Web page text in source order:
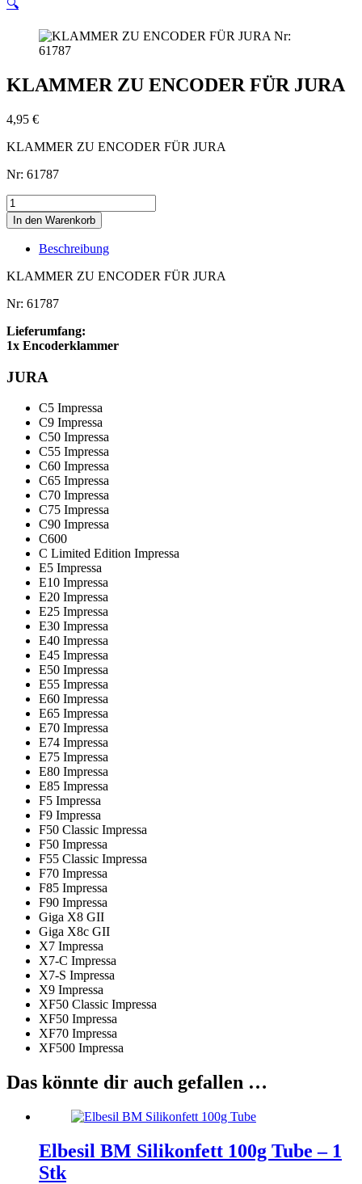
🔍
KLAMMER ZU ENCODER FÜR JURA
4,95 €
KLAMMER ZU ENCODER FÜR JURA
Nr: 61787
KLAMMER
ZU
ENCODER
FÜR
Menge
In den Warenkorb
Beschreibung
KLAMMER ZU ENCODER FÜR JURA
Nr: 61787
Lieferumfang:
1x Encoderklammer
JURA
C5 Impressa
C9 Impressa
C50 Impressa
C55 Impressa
C60 Impressa
C65 Impressa
C70 Impressa
C75 Impressa
C90 Impressa
C600
C Limited Edition Impressa
E5 Impressa
E10 Impressa
E20 Impressa
E25 Impressa
E30 Impressa
E40 Impressa
E45 Impressa
E50 Impressa
E55 Impressa
E60 Impressa
E65 Impressa
E70 Impressa
E74 Impressa
E75 Impressa
E80 Impressa
E85 Impressa
F5 Impressa
F9 Impressa
F50 Classic Impressa
F50 Impressa
F55 Classic Impressa
F70 Impressa
F85 Impressa
F90 Impressa
Giga X8 GII
Giga X8c GII
X7 Impressa
X7-C Impressa
X7-S Impressa
X9 Impressa
XF50 Classic Impressa
XF50 Impressa
XF70 Impressa
XF500 Impressa
Das könnte dir auch gefallen …
Elbesil BM Silikonfett 100g Tube – 1
Stk